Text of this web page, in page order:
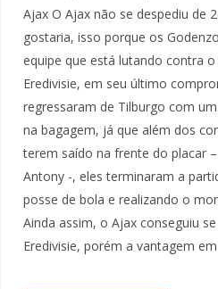
Ajax O Ajax não se despediu de
gostaria, isso porque os
equipe que está lutando contra
Eredivisie, em seu último
regressaram de Tilburgo com
na bagagem, já que além dos
terem saído na frente do placar
Antony -, eles terminaram a
posse de bola e realizando o
Ainda assim, o Ajax conseguiu
Eredivisie, porém a vantagem